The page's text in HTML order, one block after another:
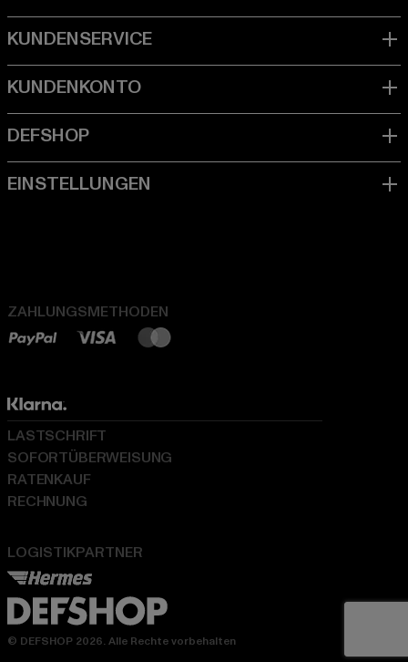
ZAHLUNGSMETHODEN
LOGISTIKPARTNER
LASTSCHRIFT
SOFORTÜBERWEISUNG
RATENKAUF
RECHNUNG
© DEFSHOP 2026. Alle Rechte vorbehalten